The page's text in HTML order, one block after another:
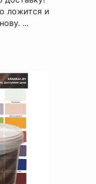
ложится и
...